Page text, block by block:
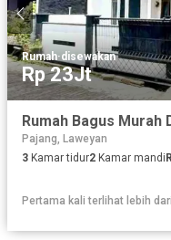
Rumah·disewakan
Rp 23Jt
Pajang, Laweyan
3 Kamar tidur2 Kamar mandi
Pertama kali terlihat lebih